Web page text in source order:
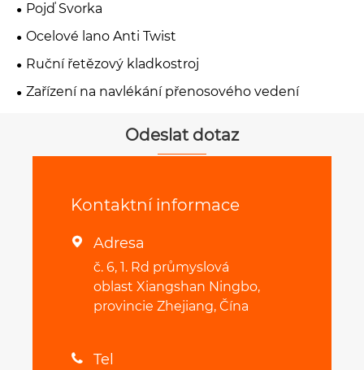
Pojď Svorka
Ocelové lano Anti Twist
Ruční řetězový kladkostroj
Zařízení na navlékání přenosového vedení
Odeslat dotaz
Kontaktní informace
 Adresa
č. 6, 1. Rd průmyslová
oblast Xiangshan Ningbo,
provincie Zhejiang, Čína
 Tel